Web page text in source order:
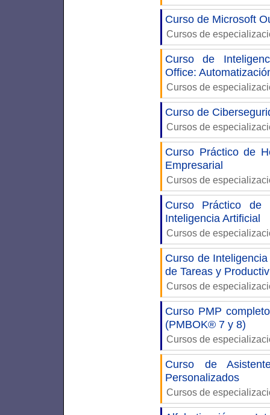
Curso de Microsoft
Cursos de
Curso de
Office:
Cursos de
Curso de
Cursos de
Curso Práctico de
Empresarial
Cursos de
Curso Práctico de
Inteligencia Artificial
Cursos de
Curso de
de Tareas y
Cursos de
Curso PMP
(PMBOK® 7 y 8)
Cursos de
Curso de
Personalizados
Cursos de